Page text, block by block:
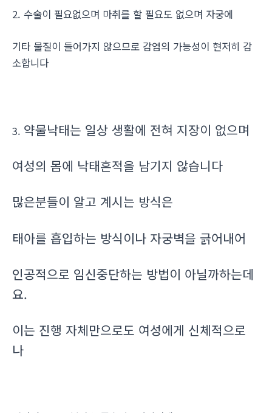
2. 수술이 필요없으며 마취를 할 필요도 없으며 자궁에
기타 물질이 들어가지 않으므로 감염의 가능성이 현저히 감
소합니다
3. 약물낙태는 일상 생활에 전혀 지장이 없으며
여성의 몸에 낙태흔적을 남기지 않습니다
많은분들이 알고 계시는 방식은
태아를 흡입하는 방식이나 자궁벽을 긁어내어
인공적으로 임신중단하는 방법이 아닐까하는데
요.
이는 진행 자체만으로도 여성에게 신체적으로
나